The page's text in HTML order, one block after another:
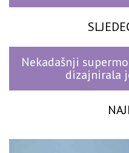
Nekadašnji
dizajnirala